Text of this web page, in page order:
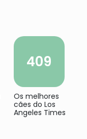
409
Os melhores
cães do Los
Angeles Times